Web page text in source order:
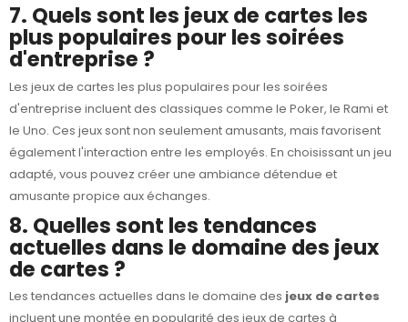
7. Quels sont les jeux de cartes les
plus populaires pour les soirées
d'entreprise ?
Les jeux de cartes les plus populaires pour les soirées
d'entreprise incluent des classiques comme le Poker, le Rami et
le Uno. Ces jeux sont non seulement amusants, mais favorisent
également l'interaction entre les employés. En choisissant un jeu
adapté, vous pouvez créer une ambiance détendue et
amusante propice aux échanges.
8. Quelles sont les tendances
actuelles dans le domaine des jeux
de cartes ?
Les tendances actuelles dans le domaine des jeux de cartes
incluent une montée en popularité des jeux de cartes à